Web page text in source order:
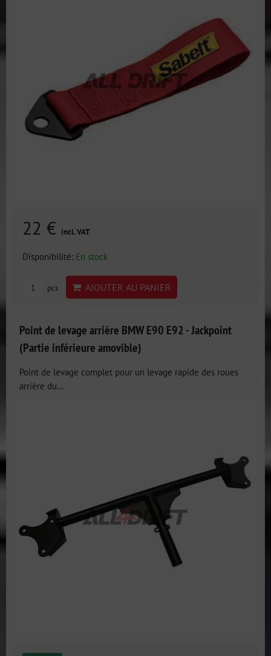
22 € incl. VAT
Disponibilité: En stock
pcs AJOUTER AU PANIER
Point de levage arrière BMW E90 E92 - Jackpoint
(Partie inférieure amovible)
Point de levage complet pour un levage rapide des roues
arrière du...